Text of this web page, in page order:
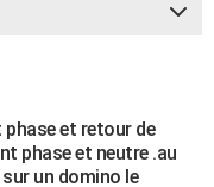
et retour de
phase et neutre .au
un domino le